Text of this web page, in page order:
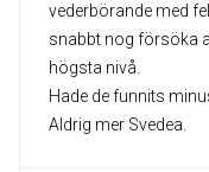
vederbörande med
snabbt nog försöka
högsta nivå.
Hade de funnits
Aldrig mer Svedea.